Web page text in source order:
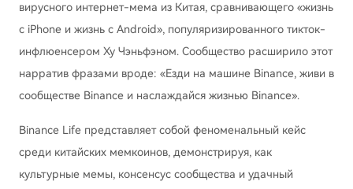
вирусного интернет-мема из Китая, сравнивающего «жизнь
с iPhone и жизнь с Android», популяризированного тикток-
инфлюенсером Ху Чэньфэном. Сообщество расширило этот
нарратив фразами вроде: «Езди на машине Binance, живи в
сообществе Binance и наслаждайся жизнью Binance».
Binance Life представляет собой феноменальный кейс
среди китайских мемкоинов, демонстрируя, как
культурные мемы, консенсус сообщества и удачный